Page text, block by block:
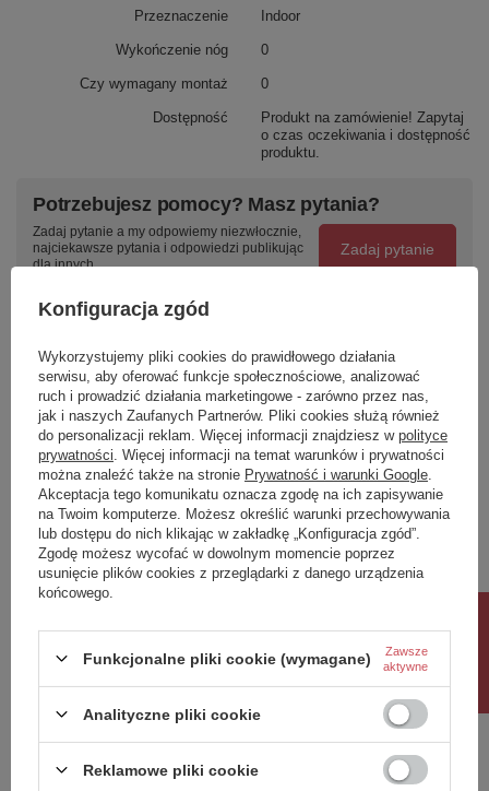
Przeznaczenie Indoor
Wykończenie nóg 0
Czy wymagany montaż 0
Dostępność
Produkt na zamówienie! Zapytaj
o czas oczekiwania i dostępność
produktu.
Potrzebujesz pomocy? Masz pytania?
Zadaj pytanie a my odpowiemy niezwłocznie,
najciekawsze pytania i odpowiedzi publikując
dla innych.
Zadaj pytanie
Napisz swoją opinię
Twoja ocena:
5/5
Treść twojej opinii
Konfiguracja zgód
Wykorzystujemy pliki cookies do prawidłowego działania
serwisu, aby oferować funkcje społecznościowe, analizować
ruch i prowadzić działania marketingowe - zarówno przez nas,
jak i naszych Zaufanych Partnerów. Pliki cookies służą również
do personalizacji reklam. Więcej informacji znajdziesz w polityce
prywatności . Więcej informacji na temat warunków i prywatności
można znaleźć także na stronie Prywatność i warunki Google
Akceptacja tego komunikatu oznacza zgodę na ich zapisywanie
na Twoim komputerze. Możesz określić warunki przechowywania
lub dostępu do nich klikając w zakładkę „Konfiguracja zgód”.
Zgodę możesz wycofać w dowolnym momencie poprzez
usunięcie plików cookies z przeglądarki z danego urządzenia
końcowego.
Funkcjonalne pliki cookie (wymagane)
Zawsze
aktywne
Analityczne pliki cookie
Reklamowe pliki cookie